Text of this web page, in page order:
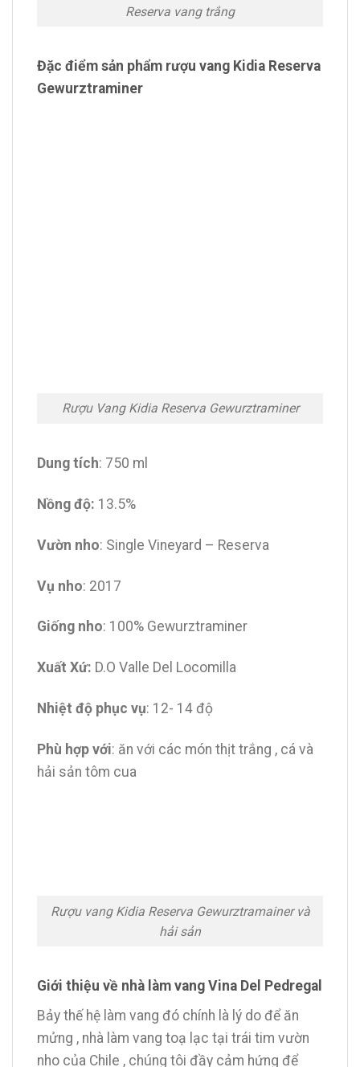
Reserva vang trắng
Đặc điểm sản phẩm rượu vang Kidia Reserva
Gewurztraminer
Rượu Vang Kidia Reserva Gewurztraminer
Dung tích: 750 ml
Nồng độ: 13.5%
Vườn nho: Single Vineyard – Reserva
Vụ nho: 2017
Giống nho: 100% Gewurztraminer
Xuất Xứ: D.O Valle Del Locomilla
Nhiệt độ phục vụ: 12- 14 độ
Phù hợp với: ăn với các món thịt trắng , cá và
hải sản tôm cua
Rượu vang Kidia Reserva Gewurztramainer và
hải sản
Giới thiệu về nhà làm vang Vina Del Pedregal
Bảy thế hệ làm vang đó chính là lý do để ăn
mửng , nhà làm vang toạ lạc tại trái tim vườn
nho của Chile , chúng tôi đầy cảm hứng để